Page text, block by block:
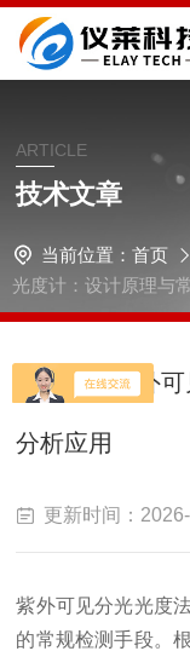
ARTICLE
技术文章
当前位置： 首页
光度计：设计原理与
准双光束紫外
分析应用
更新时间：
紫外可见分光光度
的常规检测手段。